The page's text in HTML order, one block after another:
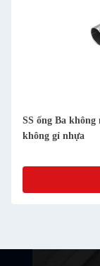
SS ống Ba không
không gỉ nhựa